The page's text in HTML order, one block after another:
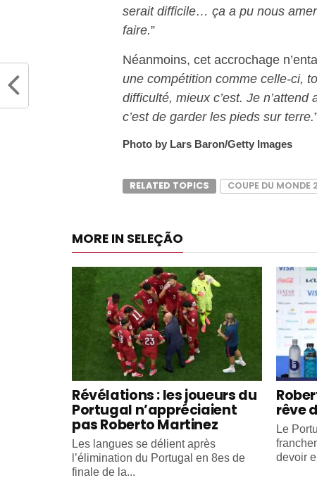
serait difficile… ça a pu nous
faire.”
Néanmoins, cet accrochage
une compétition comme celle-ci,
difficulté, mieux c’est. Je
c’est de garder les pieds sur terre.
Photo by Lars Baron/Getty Images
RELATED TOPICS COUPE DU MONDE
MORE IN SELEÇÃO
Révélations : les joueurs du
Portugal n’appréciaient
pas Roberto Martinez
Les langues se délient après
l’élimination du Portugal en 8es de
finale de la...
rêve
Le
devoir